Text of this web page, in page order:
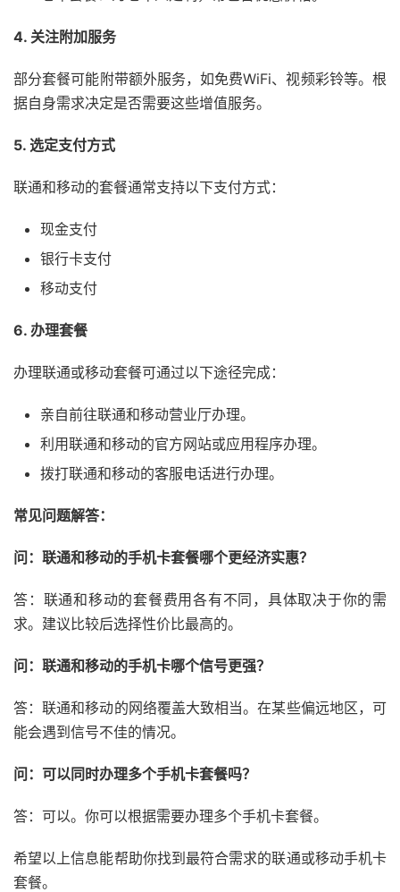
4. 关注附加服务
部分套餐可能附带额外服务，如免费WiFi、视频彩铃等。根
据自身需求决定是否需要这些增值服务。
5. 选定支付方式
联通和移动的套餐通常支持以下支付方式：
现金支付
银行卡支付
移动支付
6. 办理套餐
办理联通或移动套餐可通过以下途径完成：
亲自前往联通和移动营业厅办理。
利用联通和移动的官方网站或应用程序办理。
拨打联通和移动的客服电话进行办理。
常见问题解答：
问：联通和移动的手机卡套餐哪个更经济实惠？
答：联通和移动的套餐费用各有不同，具体取决于你的需
求。建议比较后选择性价比最高的。
问：联通和移动的手机卡哪个信号更强？
答：联通和移动的网络覆盖大致相当。在某些偏远地区，可
能会遇到信号不佳的情况。
问：可以同时办理多个手机卡套餐吗？
答：可以。你可以根据需要办理多个手机卡套餐。
希望以上信息能帮助你找到最符合需求的联通或移动手机卡
套餐。